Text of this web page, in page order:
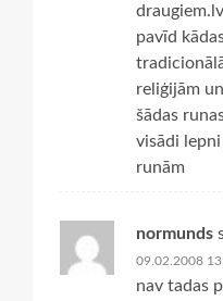
pavīd
reliģijām
šādas
visādi
runām
normunds
09.02.2008
nav tadas